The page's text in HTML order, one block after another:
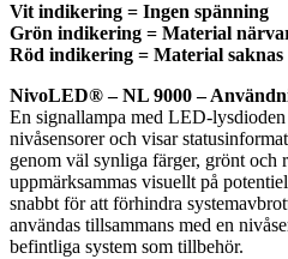
Vit indikering = Ingen spänning
Grön indikering = Material
Röd indikering = Material saknas
NivoLED® – NL 9000 –
En signallampa med LED-
nivåsensorer och visar
genom väl synliga färger, grönt och
uppmärksammas visuellt på
snabbt för att förhindra
användas tillsammans med en
befintliga system som tillbehör.